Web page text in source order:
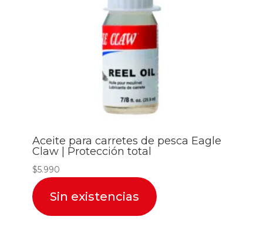
Aceite para carretes de pesca Eagle
Claw | Protección total
$5.990
Sin existencias